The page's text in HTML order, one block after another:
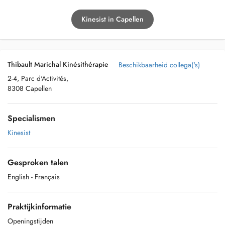
Kinesist in Capellen
Thibault Marichal Kinésithérapie
2-4, Parc d'Activités,
8308 Capellen
Beschikbaarheid collega('s)
Specialismen
Kinesist
Gesproken talen
English - Français
Praktijkinformatie
Openingstijden